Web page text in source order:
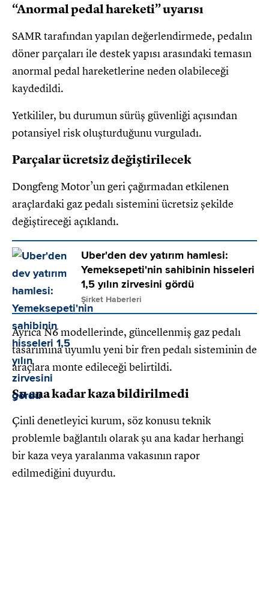
“Anormal pedal hareketi” uyarısı
SAMR tarafından yapılan değerlendirmede, pedalın
döner parçaları ile destek yapısı arasındaki temasın
anormal pedal hareketlerine neden olabileceği
kaydedildi.
Yetkililer, bu durumun sürüş güvenliği açısından
potansiyel risk oluşturduğunu vurguladı.
Parçalar ücretsiz değiştirilecek
Dongfeng Motor’un geri çağırmadan etkilenen
araçlardaki gaz pedalı sistemini ücretsiz şekilde
değiştireceği açıklandı.
Uber'den dev yatırım hamlesi:
Yemeksepeti'nin sahibinin hisseleri
1,5 yılın zirvesini gördü
Şirket Haberleri
Ayrıca N6 modellerinde, güncellenmiş gaz pedalı
tasarımına uyumlu yeni bir fren pedalı sisteminin de
araçlara monte edileceği belirtildi.
Şu ana kadar kaza bildirilmedi
Çinli denetleyici kurum, söz konusu teknik
problemle bağlantılı olarak şu ana kadar herhangi
bir kaza veya yaralanma vakasının rapor
edilmediğini duyurdu.